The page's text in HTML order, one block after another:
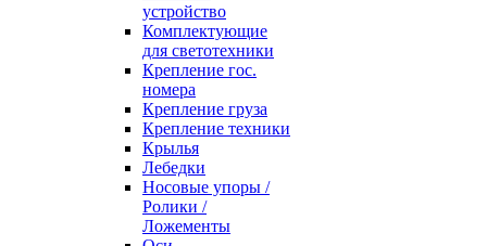
устройство
Комплектующие
для светотехники
Крепление гос.
номера
Крепление груза
Крепление техники
Крылья
Лебедки
Носовые упоры /
Ролики /
Ложементы